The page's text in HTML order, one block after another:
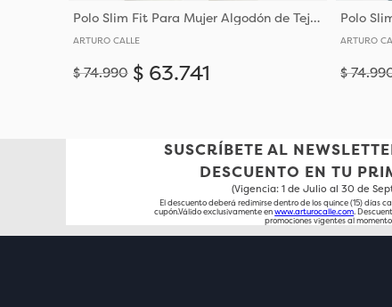
Polo Slim Fit Para Mujer Algodón de Tejido de Punto
ARTURO CALLE
$ 74.990 $ 63.741
ARTURO
$ 74.
SUSCRÍBETE AL
DESCUENTO EN TU
(Vigencia: 1 de Julio al 30 de
El descuento deberá redimirse dentro de los quince (15) días
cupón.Válido exclusivamente enwww.arturocalle.com.
promociones vigentes al